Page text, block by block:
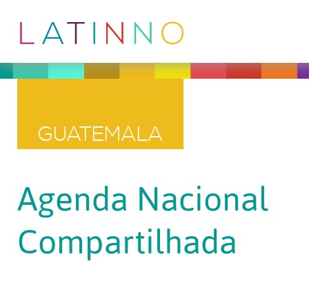
GUATEMALA
Agenda Nacional
Compartilhada